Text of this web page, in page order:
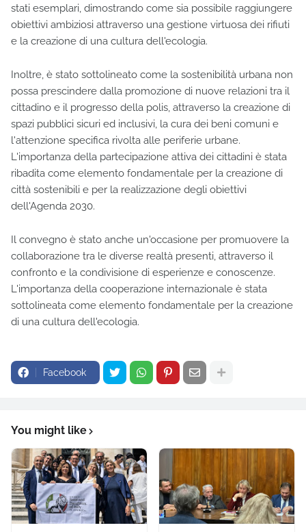
stati esemplari, dimostrando come sia possibile raggiungere
obiettivi ambiziosi attraverso una gestione virtuosa dei rifiuti
e la creazione di una cultura dell'ecologia.
Inoltre, è stato sottolineato come la sostenibilità urbana non
possa prescindere dalla promozione di nuove relazioni tra il
cittadino e il progresso della polis, attraverso la creazione di
spazi pubblici sicuri ed inclusivi, la cura dei beni comuni e
l'attenzione specifica rivolta alle periferie urbane.
L'importanza della partecipazione attiva dei cittadini è stata
ribadita come elemento fondamentale per la creazione di
città sostenibili e per la realizzazione degli obiettivi
dell'Agenda 2030.
Il convegno è stato anche un'occasione per promuovere la
collaborazione tra le diverse realtà presenti, attraverso il
confronto e la condivisione di esperienze e conoscenze.
L'importanza della cooperazione internazionale è stata
sottolineata come elemento fondamentale per la creazione
di una cultura dell'ecologia.
Facebook
You might like